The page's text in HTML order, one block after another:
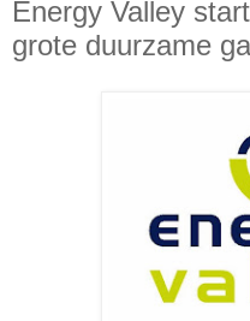
Energy Valley
grote duurzame